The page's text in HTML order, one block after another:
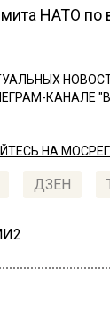
НАТО
КАНАЛЕ
НА
ДЗЕН